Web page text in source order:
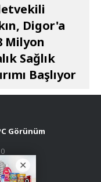
Digor'a
Milyon
Sağlık
Başlıyor
Görünüm